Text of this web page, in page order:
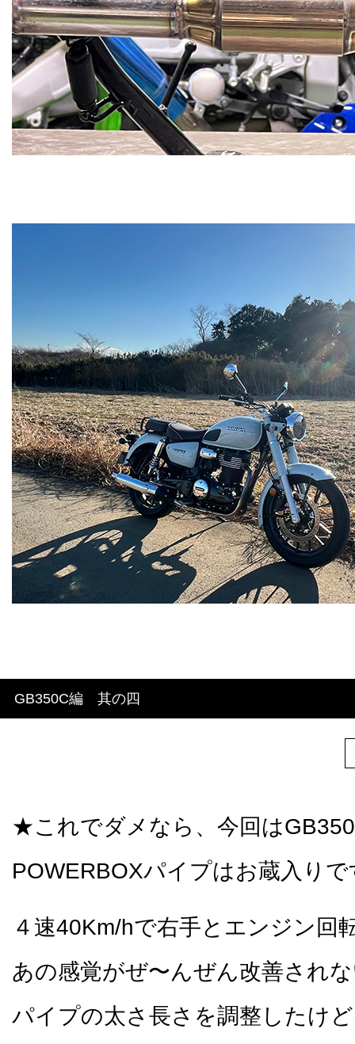
GB350C編 其の四
★これでダメなら、今回は
POWERBOXパイプはお蔵入り
４速40Km/hで右手とエンジン回
あの感覚がぜ〜んぜん改善され
パイプの太さ長さを調整したけ